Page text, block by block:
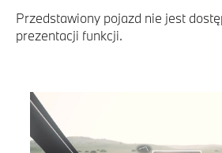
Przedstawiony pojazd nie jest
prezentacji funkcji.